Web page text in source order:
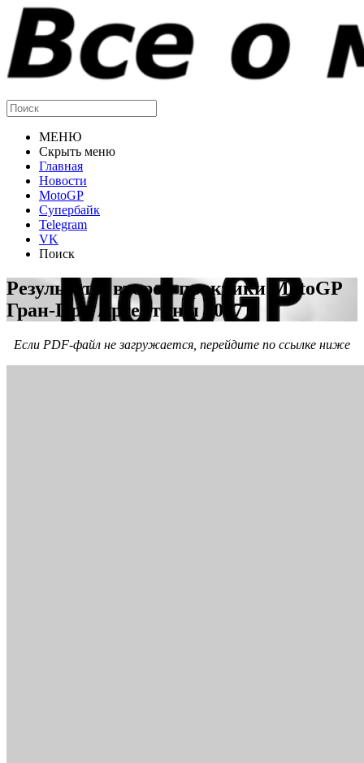
МЕНЮ
Скрыть меню
Главная
Новости
MotoGP
Супербайк
Telegram
VK
Поиск
Результаты второй практики MotoGP
Гран-При Аргентины 2017
Если PDF-файл не загружается, перейдите по ссылке ниже